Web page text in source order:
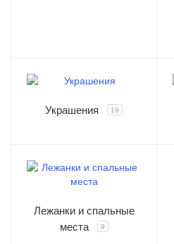
Украшения 19
Лежанки и спальные
места
9